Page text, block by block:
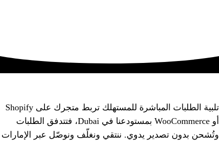
تلبية الطلبات المباشرة للمستهلك تربط متجرك على Shopify
أو WooCommerce بمستودعنا في Dubai، فتتدفق الطلبات
وتُشحن بدون تصدير يدوي. ننتقي ونغلّف ونوصّل عبر الإمارات